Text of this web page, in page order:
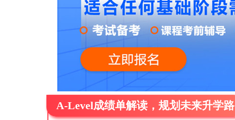
A-Level成绩单解读，规划未来升学路